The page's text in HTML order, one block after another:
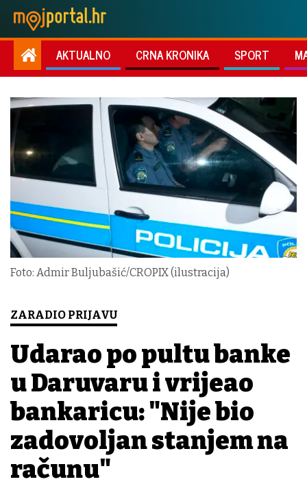
AKTUALNO CRNA KRONIKA SPORT
Foto: Admir Buljubašić/CROPIX (ilustracija)
ZARADIO PRIJAVU
Udarao po pultu banke
u Daruvaru i vrijeđao
bankaricu: "Nije bio
zadovoljan stanjem na
računu"